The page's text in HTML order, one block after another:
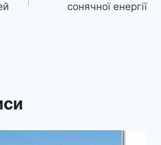
сонячної енергії